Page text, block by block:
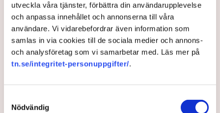
utveckla våra tjänster, förbättra din användarupplevelse
och anpassa innehållet och annonserna till våra
användare. Vi vidarebefordrar även information som
samlas in via cookies till de sociala medier och annons-
och analysföretag som vi samarbetar med. Läs mer på
tn.se/integritet-personuppgifter/.
Nödvändig
AI-sammanfattning
Torvtäkten i Grimsås har stoppats av aktivister
sedan 28 juli.
Polisen kritiseras för bristande agerande vid